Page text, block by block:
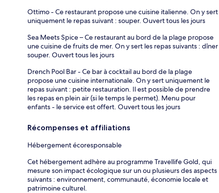
Ottimo - Ce restaurant propose une cuisine italienne. On y sert
uniquement le repas suivant : souper. Ouvert tous les jours
Sea Meets Spice – Ce restaurant au bord de la plage propose
une cuisine de fruits de mer. On y sert les repas suivants : dîner
souper. Ouvert tous les jours
Drench Pool Bar - Ce bar à cocktail au bord de la plage
propose une cuisine internationale. On y sert uniquement le
repas suivant : petite restauration. Il est possible de prendre
les repas en plein air (si le temps le permet). Menu pour
enfants - le service est offert. Ouvert tous les jours
Récompenses et affiliations
Hébergement écoresponsable
Cet hébergement adhère au programme Travellife Gold, qui
mesure son impact écologique sur un ou plusieurs des aspects
suivants : environnement, communauté, économie locale et
patrimoine culturel.